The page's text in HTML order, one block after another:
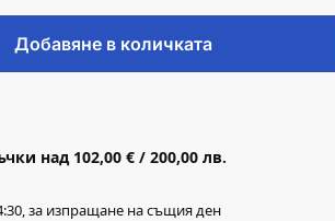
Добавяне в количката
над 102,00 € / 200,00 лв.
за изпращане на същия ден